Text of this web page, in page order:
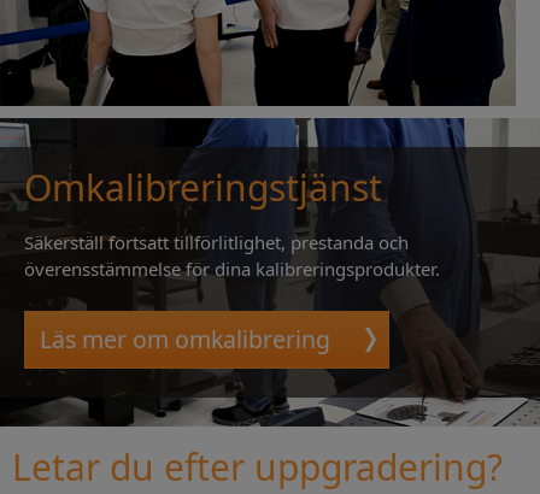
Omkalibreringstjänst
Säkerställ fortsatt tillförlitlighet, prestanda och
överensstämmelse för dina kalibreringsprodukter.
Läs mer om omkalibrering
Letar du efter uppgradering?